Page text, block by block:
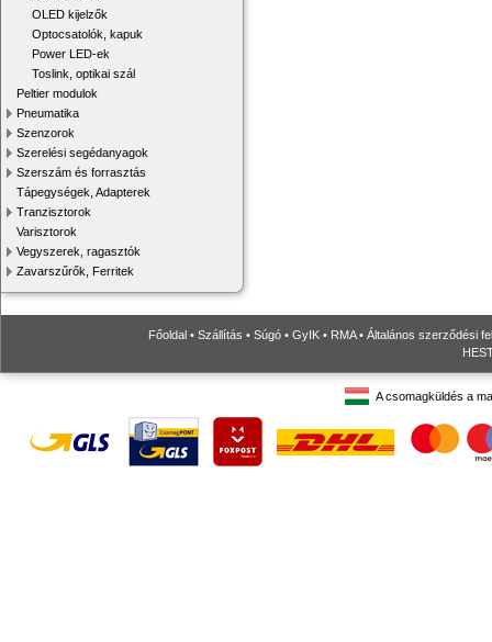
OLED kijelzők
Optocsatolók, kapuk
Power LED-ek
Toslink, optikai szál
Peltier modulok
Pneumatika
Szenzorok
Szerelési segédanyagok
Szerszám és forrasztás
Tápegységek, Adapterek
Tranzisztorok
Varisztorok
Vegyszerek, ragasztók
Zavarszűrők, Ferritek
Főoldal • Szállítás • Súgó • GyIK • RMA• Általános szerződési
A csomagküldés a